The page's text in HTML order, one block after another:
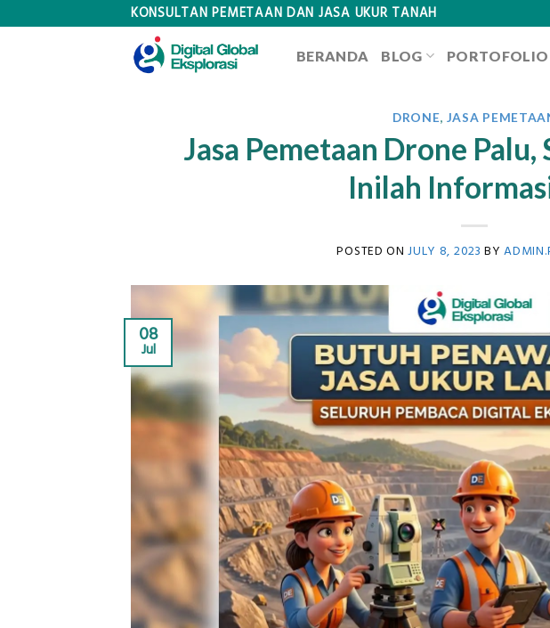
KONSULTAN PEMETAAN DAN JASA UKUR TANAH
BERANDA BLOG PORTOFOLIO
DRONE, JASA
Jasa Pemetaan Drone Palu,
Inilah
POSTED ONJULY 8, 2023 BY
08
Jul